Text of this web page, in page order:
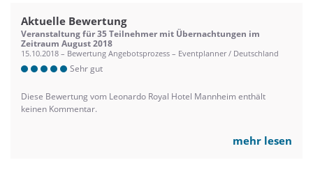
Aktuelle Bewertung
Veranstaltung für 35 Teilnehmer mit Übernachtungen im
Zeitraum August 2018
15.10.2018 – Bewertung Angebotsprozess – Eventplanner / Deutschland
Sehr gut
Diese Bewertung vom Leonardo Royal Hotel Mannheim enthält
keinen Kommentar.
mehr lesen